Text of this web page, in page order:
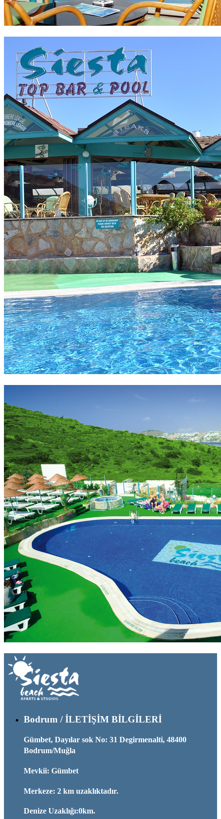
Bodrum / İLETİŞİM BİLGİLERİ
Gümbet, Dayılar sok No: 31 Degirmenalti, 48400
Bodrum/Muğla
Mevkii: Gümbet
Merkeze: 2 km uzaklıktadır.
Denize Uzaklığı:0km.